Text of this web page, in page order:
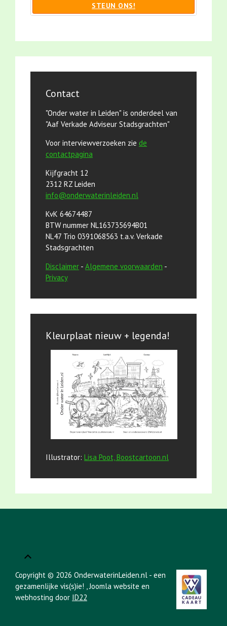
STEUN ONS!
Contact
"Onder water in Leiden" is onderdeel van
"Aaf Verkade Adviseur Stadsgrachten"
Voor interviewverzoeken zie de
contactpagina
Kijfgracht 12
2312 RZ Leiden
info@onderwaterinleiden.nl
KvK 64674487
BTW nummer NL163735694B01
NL47 Trio 0391068563 t.a.v. Verkade
Stadsgrachten
Disclaimer - Algemene voorwaarden -
Privacy
Kleurplaat nieuw + legenda!
Illustrator: Lisa Poot, Boostcartoon.nl
Copyright © 2026 OnderwaterinLeiden.nl - een
gezamenlijke vis(s)ie! , Joomla website en
webhosting door ID22